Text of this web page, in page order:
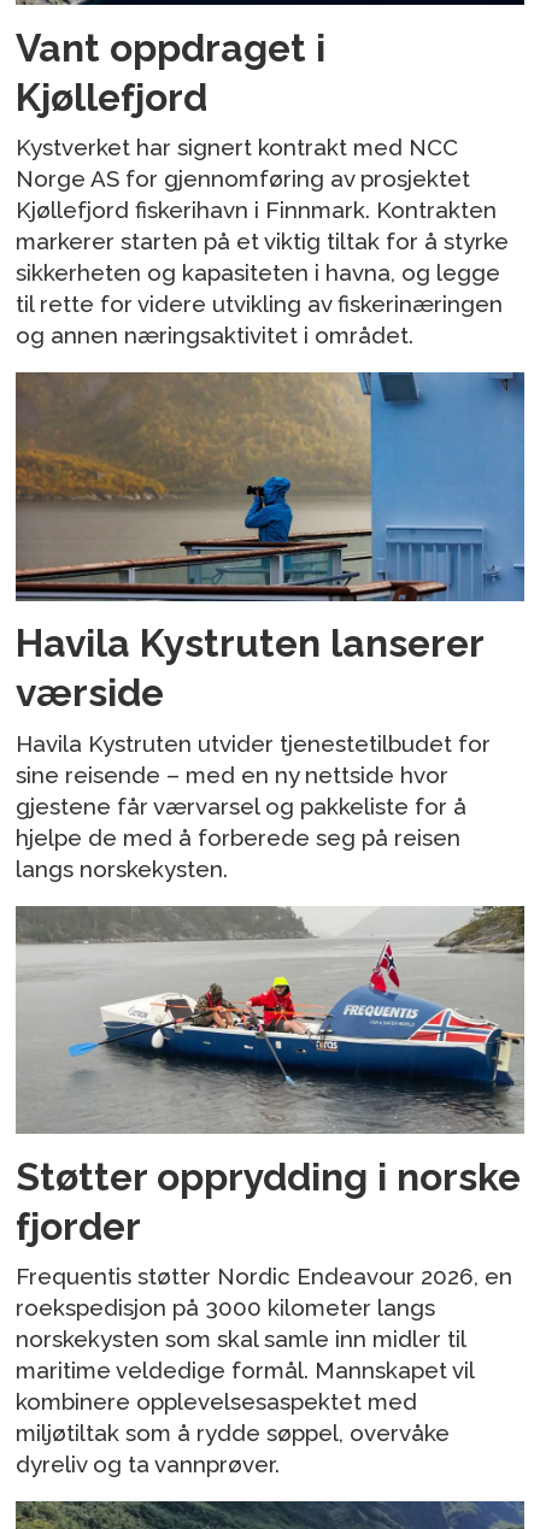
Vant oppdraget i
Kjøllefjord
Kystverket har signert kontrakt med NCC
Norge AS for gjennomføring av prosjektet
Kjøllefjord fiskerihavn i Finnmark. Kontrakten
markerer starten på et viktig tiltak for å styrke
sikkerheten og kapasiteten i havna, og legge
til rette for videre utvikling av fiskerinæringen
og annen næringsaktivitet i området.
Havila Kystruten lanserer
værside
Havila Kystruten utvider tjenestetilbudet for
sine reisende – med en ny nettside hvor
gjestene får værvarsel og pakkeliste for å
hjelpe de med å forberede seg på reisen
langs norskekysten.
Støtter opprydding i norske
fjorder
Frequentis støtter Nordic Endeavour 2026, en
roekspedisjon på 3000 kilometer langs
norskekysten som skal samle inn midler til
maritime veldedige formål. Mannskapet vil
kombinere opplevelsesaspektet med
miljøtiltak som å rydde søppel, overvåke
dyreliv og ta vannprøver.